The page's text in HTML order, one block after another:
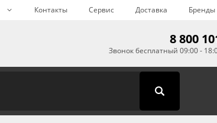
Контакты Сервис Доставка Бренды
8 800
Звонок бесплатный 09:00 -